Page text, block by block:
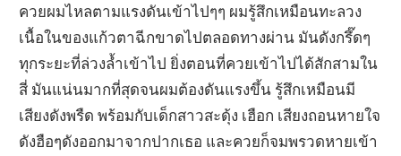
ควยผมไหลตามแรงดันเข้าไปๆๆ ผมรู้สึกเหมือนทะลวง
เนื้อในของแก้วตาฉีกขาดไปตลอดทางผ่าน มันดังกรึ๊ดๆ
ทุกระยะที่ล่วงล้ำเข้าไป ยิ่งตอนที่ควยเข้าไปได้สักสามใน
สี่ มันแน่นมากที่สุดจนผมต้องดันแรงขึ้น รู้สึกเหมือนมี
เสียงดังพรืด พร้อมกับเด็กสาวสะดุ้ง เฮือก เสียงถอนหายใจ
ดังฮือๆดังออกมาจากปากเธอ และควยก็จมพรวดหายเข้า